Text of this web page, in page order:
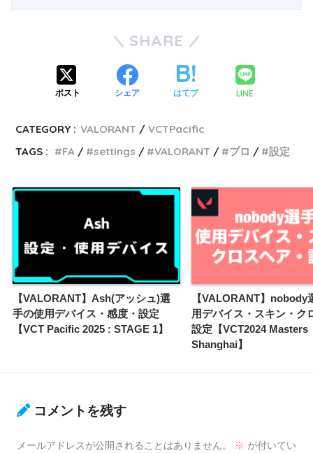
SHARE
ポスト シェア はてブ LINE
CATEGORY : VALORANT
VCTPacific
TAGS :
FA settings VALORANT プロ 設定
【VALORANT】Ash(アッシュ)選
手の使用デバイス・感度・設定
【VCT Pacific 2025 : STAGE 1】
【VALORANT】nobody
用デバイス・スキン・ク
設定【VCT2024 Masters
Shanghai】
コメントを残す
メールアドレスが公開されることはありません。 ※ が付いてい